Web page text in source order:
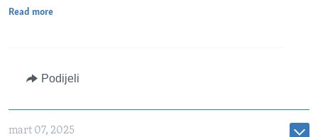
Read more
Podijeli
mart 07, 2025